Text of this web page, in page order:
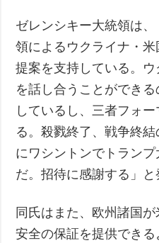
ゼレンシキー大統領は
領によるウクライナ・
提案を支持している。
を話し合うことができ
しているし、三者フォ
る。殺戮終了、戦争終
にワシントンでトラン
だ。招待に感謝する」と
同氏はまた、欧州諸国
安全の保証を提供でき